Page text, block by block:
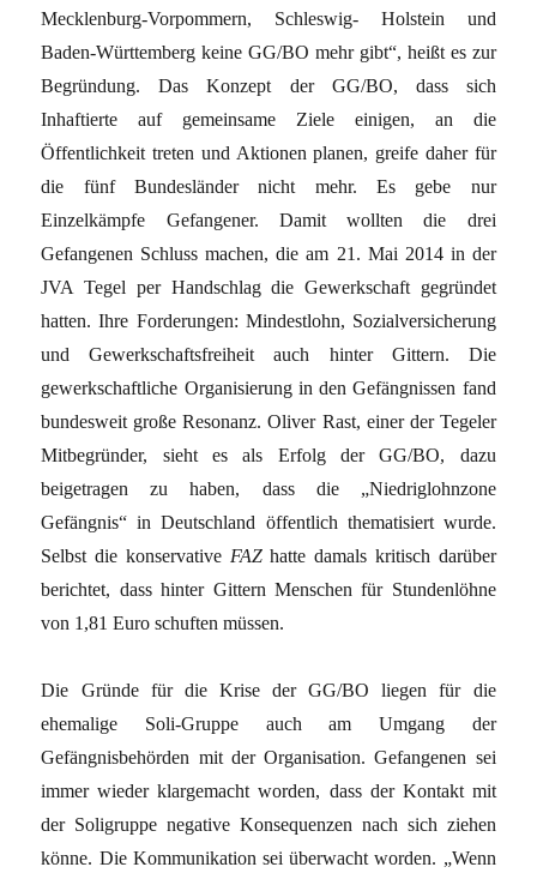
Mecklenburg-Vorpommern, Schleswig- Holstein und
Baden-Württemberg keine GG/BO mehr gibt“, heißt es zur
Begründung. Das Konzept der GG/BO, dass sich
Inhaftierte auf gemeinsame Ziele einigen, an die
Öffentlichkeit treten und Aktionen planen, greife daher für
die fünf Bundesländer nicht mehr. Es gebe nur
Einzelkämpfe Gefangener. Damit wollten die drei
Gefangenen Schluss machen, die am 21. Mai 2014 in der
JVA Tegel per Handschlag die Gewerkschaft gegründet
hatten. Ihre Forderungen: Mindestlohn, Sozialversicherung
und Gewerkschaftsfreiheit auch hinter Gittern. Die
gewerkschaftliche Organisierung in den Gefängnissen fand
bundesweit große Resonanz. Oliver Rast, einer der Tegeler
Mitbegründer, sieht es als Erfolg der GG/BO, dazu
beigetragen zu haben, dass die „Niedriglohnzone
Gefängnis“ in Deutschland öffentlich thematisiert wurde.
Selbst die konservative FAZhatte damals kritisch darüber
berichtet, dass hinter Gittern Menschen für Stundenlöhne
von 1,81 Euro schuften müssen.
Die Gründe für die Krise der GG/BO liegen für die
ehemalige Soli-Gruppe auch am Umgang der
Gefängnisbehörden mit der Organisation. Gefangenen sei
immer wieder klargemacht worden, dass der Kontakt mit
der Soligruppe negative Konsequenzen nach sich ziehen
könne. Die Kommunikation sei überwacht worden. „Wenn